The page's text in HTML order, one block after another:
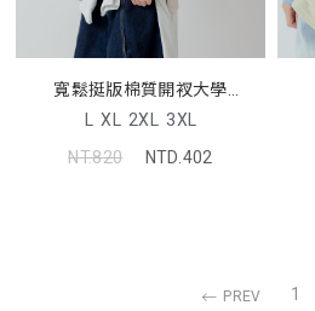
寬鬆挺版棉質開衩大學
TEE(unisex)
L XL 2XL 3XL
NT.820
NTD.402
PREV 1